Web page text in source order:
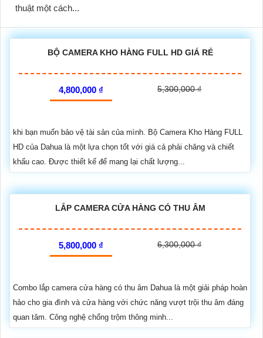
thuật một cách...
BỘ CAMERA KHO HÀNG FULL HD GIÁ RẺ
4,800,000 ₫ 5,300,000 ₫
khi bạn muốn bảo vệ tài sản của mình. Bộ Camera Kho Hàng FULL
HD của Dahua là một lựa chọn tốt với giá cả phải chăng và chiết
khấu cao. Được thiết kế để mang lại chất lượng...
LẮP CAMERA CỬA HÀNG CÓ THU ÂM
5,800,000 ₫ 6,300,000 ₫
Combo lắp camera cửa hàng có thu âm Dahua là một giải pháp hoàn
hảo cho gia đình và cửa hàng với chức năng vượt trội thu âm đáng
quan tâm. Công nghệ chống trộm thông minh...